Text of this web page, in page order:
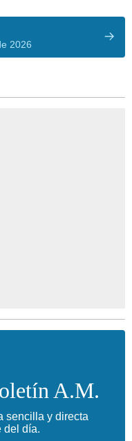
2026
A.M.
sencilla y directa
del día.